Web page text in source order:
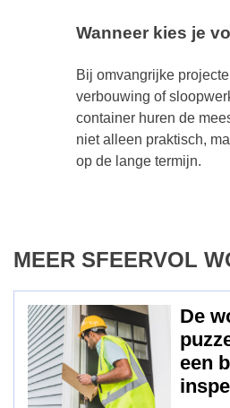
Wanneer kies je
Bij omvangrijke
verbouwing of
container huren de
niet alleen praktisch,
op de lange termijn.
MEER SFEERVOL
De
een